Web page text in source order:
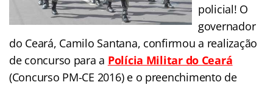
policial! O
governador
do Ceará, Camilo Santana, confirmou a realização
de concurso para a Polícia Militar do Ceará
(Concurso PM-CE 2016) e o preenchimento de